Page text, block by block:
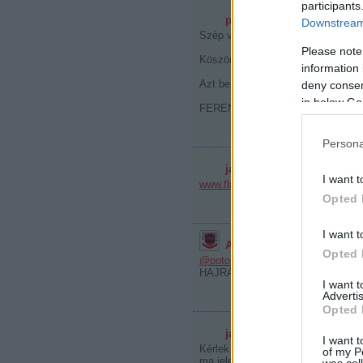
Please
information
deny
in below
I want
Opted
I want
Opted
I want
Opted
I want
of my
potocsi 2010.03.26. 22:51:32
Szép volt fiúk!
Köszönjük a bravúros, várakozás
Azt beszéli az egész város,
FERENCVÁROS MINDÖRÖKKÉ!
jabka
www.flagmagazin.hu/
Azt az elkényeztetett
@potocsi
HAJRA FRADI!
jabka
Kérlek benneteket fogadjátok és